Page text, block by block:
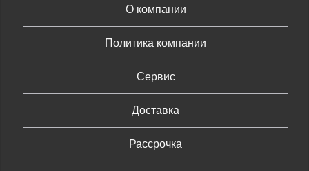
О компании
Политика компании
Сервис
Доставка
Рассрочка